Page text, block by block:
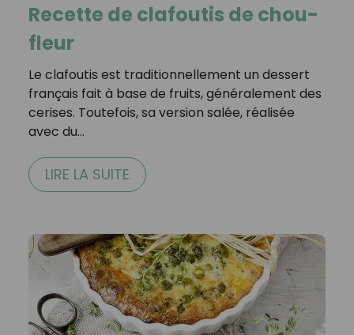
Recette de clafoutis de chou-
fleur
Le clafoutis est traditionnellement un dessert
français fait à base de fruits, généralement des
cerises. Toutefois, sa version salée, réalisée
avec du…
LIRE LA SUITE